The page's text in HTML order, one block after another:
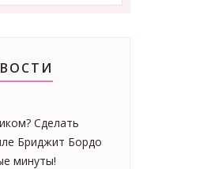
Сделать
Бриджит Бордо
минуты!